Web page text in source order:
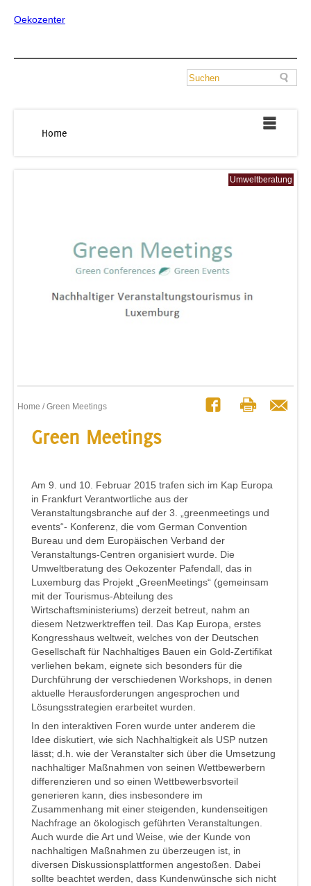
Oekozenter
Home
Umweltberatung
Home / Green Meetings
Green Meetings
Am 9. und 10. Februar 2015 trafen sich im Kap Europa
in Frankfurt Verantwortliche aus der
Veranstaltungsbranche auf der 3. „greenmeetings und
events“- Konferenz, die vom German Convention
Bureau und dem Europäischen Verband der
Veranstaltungs-Centren organisiert wurde. Die
Umweltberatung des Oekozenter Pafendall, das in
Luxemburg das Projekt „GreenMeetings“ (gemeinsam
mit der Tourismus-Abteilung des
Wirtschaftsministeriums) derzeit betreut, nahm an
diesem Netzwerktreffen teil. Das Kap Europa, erstes
Kongresshaus weltweit, welches von der Deutschen
Gesellschaft für Nachhaltiges Bauen ein Gold-Zertifikat
verliehen bekam, eignete sich besonders für die
Durchführung der verschiedenen Workshops, in denen
aktuelle Herausforderungen angesprochen und
Lösungsstrategien erarbeitet wurden.
In den interaktiven Foren wurde unter anderem die
Idee diskutiert, wie sich Nachhaltigkeit als USP nutzen
lässt; d.h. wie der Veranstalter sich über die Umsetzung
nachhaltiger Maßnahmen von seinen Wettbewerbern
differenzieren und so einen Wettbewerbsvorteil
generieren kann, dies insbesondere im
Zusammenhang mit einer steigenden, kundenseitigen
Nachfrage an ökologisch geführten Veranstaltungen.
Auch wurde die Art und Weise, wie der Kunde von
nachhaltigen Maßnahmen zu überzeugen ist, in
diversen Diskussionsplattformen angestoßen. Dabei
sollte beachtet werden, dass Kundenwünsche sich nicht